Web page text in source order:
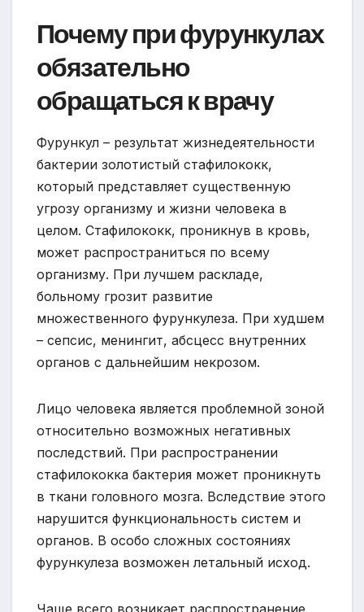
Почему при фурункулах
обязательно
обращаться к врачу
Фурункул – результат жизнедеятельности
бактерии золотистый стафилококк,
который представляет существенную
угрозу организму и жизни человека в
целом. Стафилококк, проникнув в кровь,
может распространиться по всему
организму. При лучшем раскладе,
больному грозит развитие
множественного фурункулеза. При худшем
– сепсис, менингит, абсцесс внутренних
органов с дальнейшим некрозом.
Лицо человека является проблемной зоной
относительно возможных негативных
последствий. При распространении
стафилококка бактерия может проникнуть
в ткани головного мозга. Вследствие этого
нарушится функциональность систем и
органов. В особо сложных состояниях
фурункулеза возможен летальный исход.